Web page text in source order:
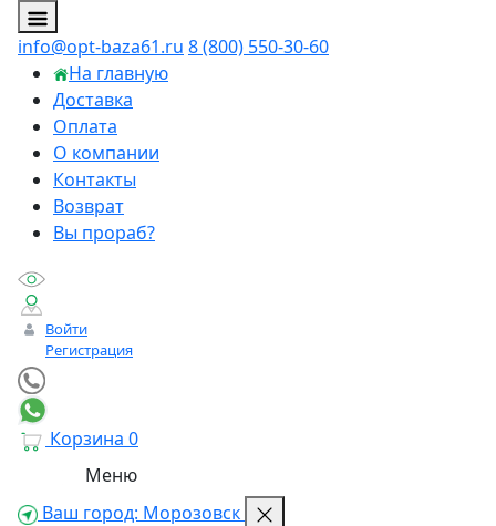
info@opt-baza61.ru 8 (800) 550-30-60
На главную
Доставка
Оплата
О компании
Контакты
Возврат
Вы прораб?
Войти
Регистрация
Корзина 0
Меню
Ваш город: Морозовск
Личный менеджер